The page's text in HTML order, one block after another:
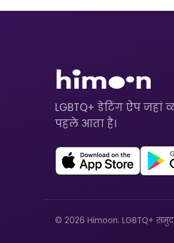
LGBTQ+ डेटिंग ऐप जहां
पहले आता है।
© 2026 Himoon. LGBTQ+